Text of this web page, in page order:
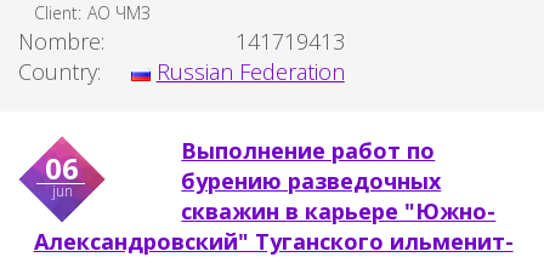
Client: АО ЧМЗ
Nombre:
141719413
Country:
Russian Federation
06
jun
Выполнение работ по
бурению разведочных
скважин в карьере "Южно-
Александровский" Туганского ильменит-